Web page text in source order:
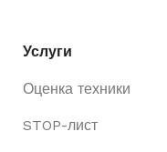
Услуги
Оценка техники
STOP-лист